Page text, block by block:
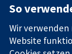
Zuverlässige
Evidenz
Informierte
Entscheidungen
So
Wir
Website